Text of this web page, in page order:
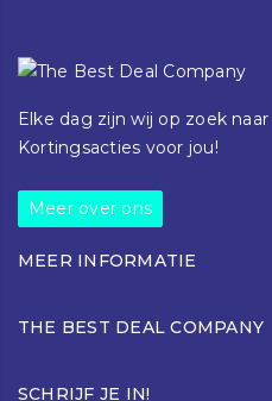
Elke dag zijn wij op zoek
Kortingsacties voor jou!
Meer over ons
MEER INFORMATIE
Blog
Contact
THE BEST DEAL COMPANY
SCHRIJF JE IN!